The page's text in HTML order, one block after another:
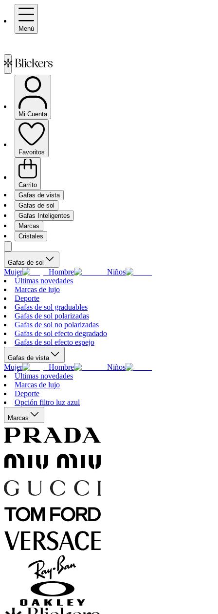
Menú
Mi Cuenta
Favoritos
Carrito
Gafas de vista
Gafas de sol
Gafas Inteligentes
Marcas
Cristales
Gafas de sol
Mujer Hombre
Niños
Últimas novedades
Marcas de lujo
Deporte
Gafas de sol graduables
Gafas de sol polarizadas
Gafas de sol no polarizadas
Gafas de sol efecto degradado
Gafas de sol efecto espejo
Gafas de vista
Mujer Hombre
Niños
Últimas novedades
Marcas de lujo
Deporte
Opción filtro luz azul
Marcas